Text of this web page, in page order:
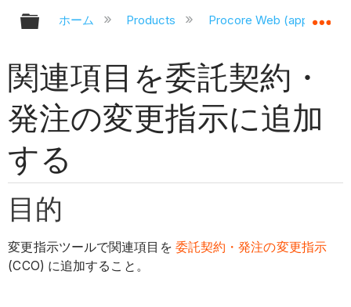
グローバル階層を展開/折りたたむ
ホーム Products Procore Web
関連項目を委託契約・
発注の変更指示に追加
する
目的
変更指示ツールで関連項目を 委託契約・発注の変更指示
(CCO) に追加すること。